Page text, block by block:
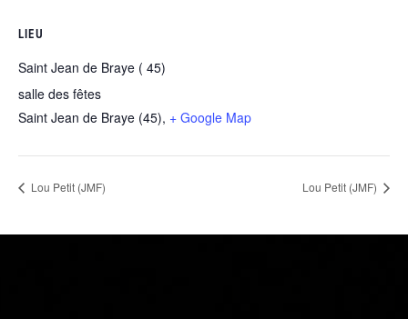
LIEU
Saint Jean de Braye ( 45)
salle des fêtes
Saint Jean de Braye (45), + Google Map
Lou Petit (JMF) Lou Petit (JMF)